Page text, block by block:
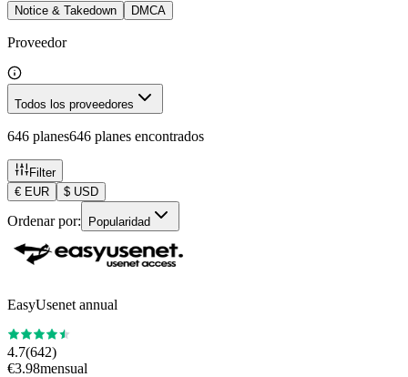
Notice & Takedown DMCA
Proveedor
Todos los proveedores
646 planes646 planes encontrados
Filter
€ EUR $ USD
Ordenar por: Popularidad
EasyUsenet annual
4.7(642)
€3.98mensual